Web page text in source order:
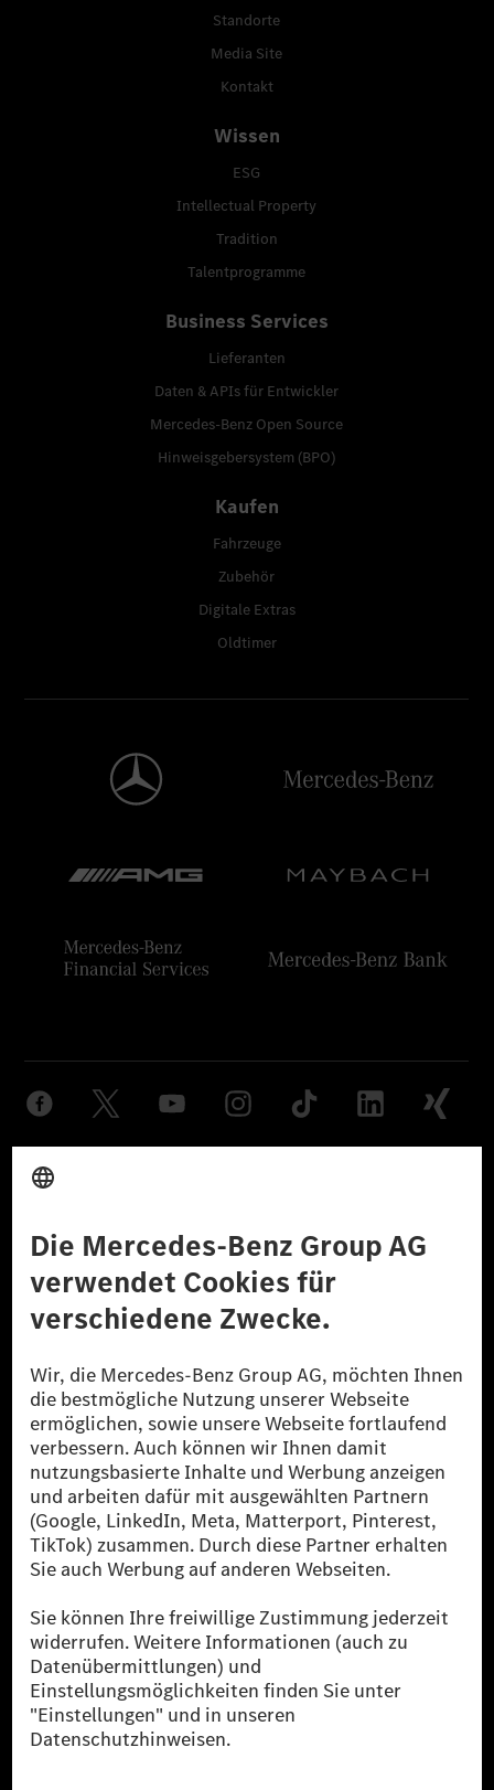
Standorte
Media Site
Kontakt
Wissen
ESG
Intellectual Property
Tradition
Talentprogramme
Business Services
Lieferanten
Daten & APIs für Entwickler
Mercedes-Benz Open Source
Hinweisgebersystem (BPO)
Kaufen
Fahrzeuge
Zubehör
Digitale Extras
Oldtimer
© 2026 Mercedes-Benz Group AG. Alle Rechte vorbehalten.
reduzierte CO₂-Emissionen bei der Mercedes-Benz Group durch
zertifizierte Ausgleichsprojekte kompensiert werden.
[2] Renewable Charging ist ein integraler Bestandteil von MB.CHARGE
Public in Europa, den USA, Kanada und China. Sofern an der jeweiligen
Ladestation noch kein Strom aus erneuerbaren Energien vorliegt,
verwendet Renewable Charging Grünstromzertifikate*. Diese stellen
sicher, dass für Ladevorgänge über MB.CHARGE Public eine äquivalente
Strommenge aus erneuerbaren Energien ins Stromnetz eingespeist wird.
Sie stammen ausschließlich aus Wind- und Solarkraftanlagen, die jünger
als sechs Jahre sind.
* Inkl. EKOenergy Ökolabel
* Die angegebenen Werte wurden nach dem vorgeschriebenen
Messverfahren WLTP (Worldwide harmonised Light vehicles Test
Procedure) ermittelt. Die angegebenen Spannweiten beziehen sich auf
den europäischen Markt. Der Energieverbrauch und der CO₂-Ausstoß
eines Pkw sind nicht nur von der effizienten Ausnutzung des Kraftstoffs
bzw. des Energieträgers durch den Pkw, sondern auch vom Fahrstil und
anderen nichttechnischen Faktoren abhängig.
** Der Stromverbrauch wurde auf der Grundlage der VO 692/2008/EG